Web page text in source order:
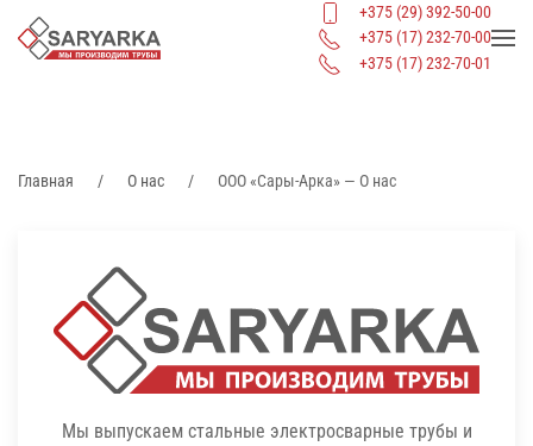
Skip to main content
+375 (29) 392-50-00
+375 (17) 232-70-00
+375 (17) 232-70-01
Главная О нас ООО «Сары-Арка» — О нас
Мы выпускаем стальные электросварные трубы и